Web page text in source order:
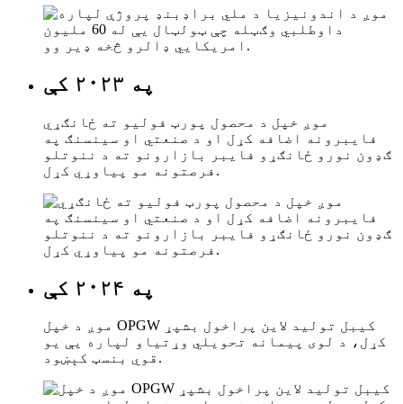
په ۲۰۲۳ کې
موږ خپل د محصول پورټ فولیو ته ځانګړي
فایبرونه اضافه کړل او د صنعتي او سینسنګ په
ګډون نورو ځانګړو فایبر بازارونو ته د ننوتلو
فرصتونه مو پیاوړي کړل.
په ۲۰۲۴ کې
موږ د خپل OPGW کیبل تولید لاین پراخول بشپړ
کړل، د لوی پیمانه تحویلي وړتیاو لپاره یې یو
قوي بنسټ کېښود.